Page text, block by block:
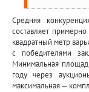
Средняя
составляет
квадратный метр
с победителями
Минимальная
году через
максимальная —